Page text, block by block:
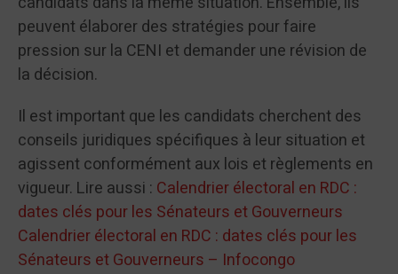
peuvent élaborer des stratégies pour faire
pression sur la CENI et demander une révision de
la décision.
Il est important que les candidats cherchent des
conseils juridiques spécifiques à leur situation et
agissent conformément aux lois et règlements en
vigueur. Lire aussi : Calendrier électoral en RDC :
dates clés pour les Sénateurs et Gouverneurs
Calendrier électoral en RDC : dates clés pour les
Sénateurs et Gouverneurs – Infocongo